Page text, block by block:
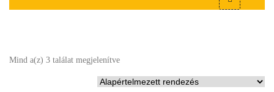
Mind a(z) 3 találat megjelenítve